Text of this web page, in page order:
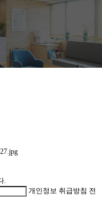
개인정보 취급방침 전